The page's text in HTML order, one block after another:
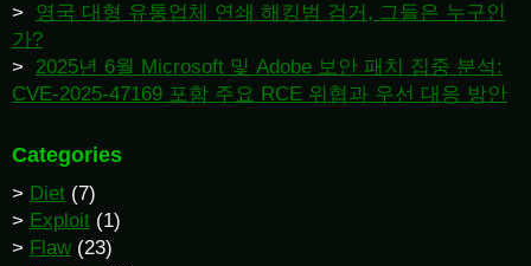
영국 대형 유통업체 연쇄 해킹범 검거, 그들은 누구인
가?
2025년 6월 Microsoft 및 Adobe 보안 패치 집중 분석:
CVE-2025-47169 포함 주요 RCE 위협과 우선 대응 방안
Categories
Diet (7)
Exploit (1)
Flaw (23)